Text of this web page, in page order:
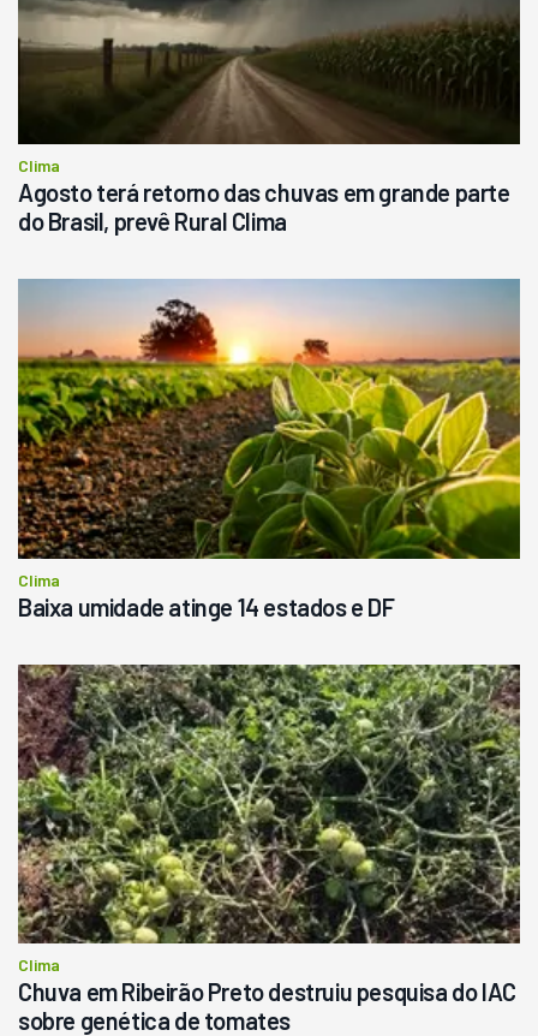
Clima
Agosto terá retorno das chuvas em grande parte
do Brasil, prevê Rural Clima
Clima
Baixa umidade atinge 14 estados e DF
Clima
Chuva em Ribeirão Preto destruiu pesquisa do IAC
sobre genética de tomates